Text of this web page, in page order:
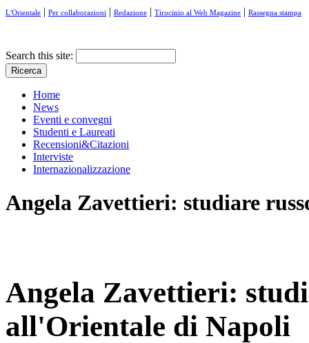
L'Orientale | Per collaborazioni | Redazione | Tirocinio al Web Magazine | Rassegna stampa
Search this site:
Home
News
Eventi e convegni
Studenti e Laureati
Recensioni&Citazioni
Interviste
Internazionalizzazione
Angela Zavettieri: studiare
Angela Zavettieri:
all'Orientale di Napoli